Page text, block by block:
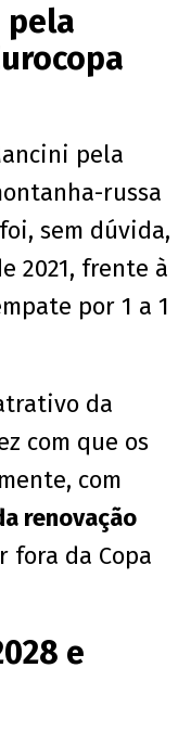
pela
pela
russa
foi, sem dúvida,
2021, frente à
por 1 a 1
da
com que os
com
renovação
fora da Copa
e